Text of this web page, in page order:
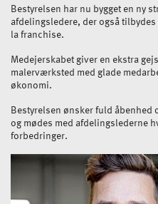
Bestyrelsen har nu bygget en ny
afdelingsledere, der også
la franchise.
Medejerskabet giver en ekstra
malerværksted med glade
økonomi.
Bestyrelsen ønsker fuld
og mødes med afdelingslederne
forbedringer.